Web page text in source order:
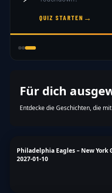
JETZT DRAFTEN
Für dich
Entdecke die Geschichten, die
Philadelphia Eagles – New York
2027-01-10